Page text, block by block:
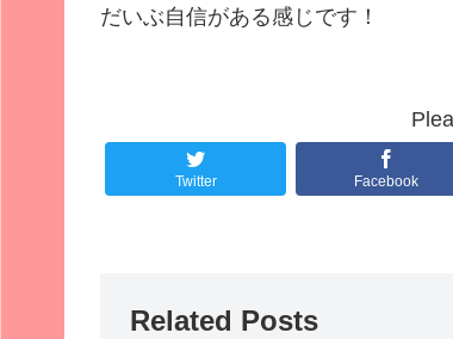
だいぶ自信がある感じです！
Twitter Facebook
Related Posts